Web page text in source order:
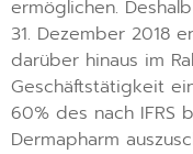
ermöglichen.
31. Dezember 2018
darüber hinaus im
Geschäftstätigkeit
60% des nach IFRS
Dermapharm